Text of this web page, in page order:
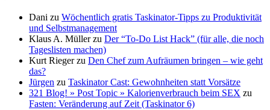
Dani zu Wöchentlich gratis Taskinator-Tipps zu Produktivität
und Selbstmanagement
Klaus A. Müllerzu Der “To-Do List Hack” (für alle, die noch
Tageslisten machen)
Kurt Riegerzu Den Chef zum Aufräumen bringen – wie geht
das?
Jürgen zu Taskinator Cast: Gewohnheiten statt Vorsätze
321 Blog! » Post Topic » Kalorienverbrauch beim SEX zu
Fasten: Veränderung auf Zeit (Taskinator 6)